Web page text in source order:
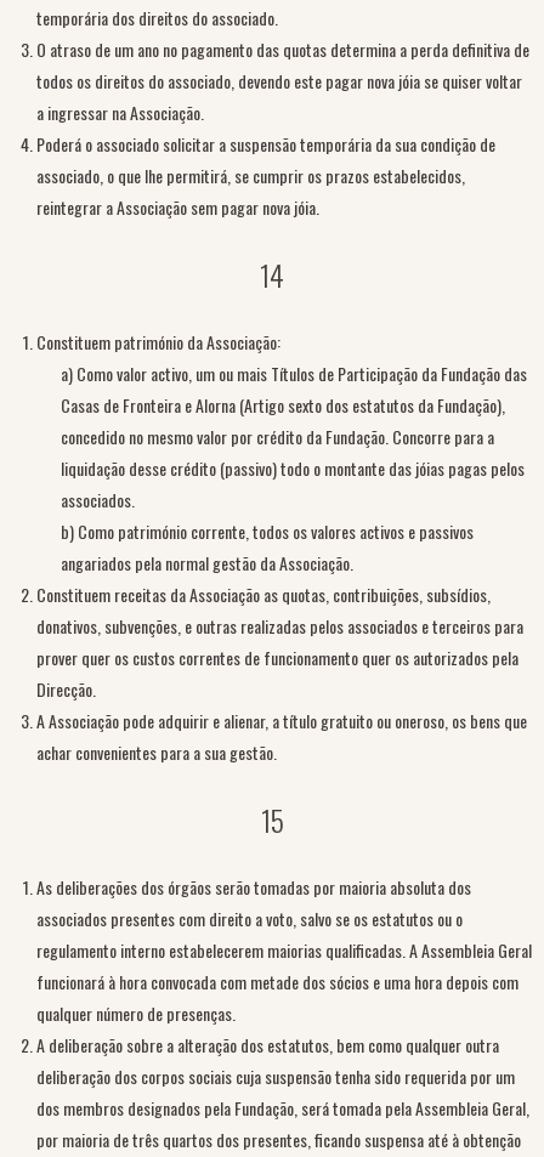
temporária dos direitos do associado.
O atraso de um ano no pagamento das quotas determina a perda definitiva de
todos os direitos do associado, devendo este pagar nova jóia se quiser voltar
a ingressar na Associação.
Poderá o associado solicitar a suspensão temporária da sua condição de
associado, o que lhe permitirá, se cumprir os prazos estabelecidos,
reintegrar a Associação sem pagar nova jóia.
14
Constituem património da Associação:
a) Como valor activo, um ou mais Títulos de Participação da Fundação das
Casas de Fronteira e Alorna (Artigo sexto dos estatutos da Fundação),
concedido no mesmo valor por crédito da Fundação. Concorre para a
liquidação desse crédito (passivo) todo o montante das jóias pagas pelos
associados.
b) Como património corrente, todos os valores activos e passivos
angariados pela normal gestão da Associação.
Constituem receitas da Associação as quotas, contribuições, subsídios,
donativos, subvenções, e outras realizadas pelos associados e terceiros para
prover quer os custos correntes de funcionamento quer os autorizados pela
Direcção.
A Associação pode adquirir e alienar, a título gratuito ou oneroso, os bens que
achar convenientes para a sua gestão.
15
As deliberações dos órgãos serão tomadas por maioria absoluta dos
associados presentes com direito a voto, salvo se os estatutos ou o
regulamento interno estabelecerem maiorias qualificadas. A Assembleia Geral
funcionará à hora convocada com metade dos sócios e uma hora depois com
qualquer número de presenças.
A deliberação sobre a alteração dos estatutos, bem como qualquer outra
deliberação dos corpos sociais cuja suspensão tenha sido requerida por um
dos membros designados pela Fundação, será tomada pela Assembleia Geral,
por maioria de três quartos dos presentes, ficando suspensa até à obtenção